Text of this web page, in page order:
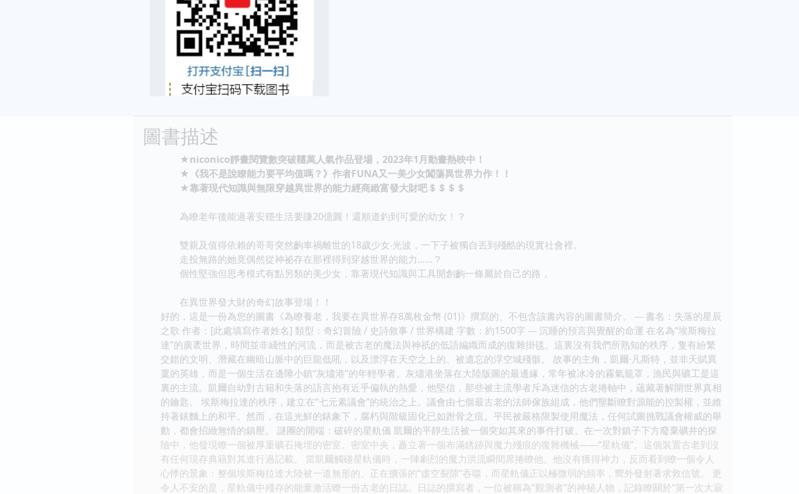
圖書描述
★niconico靜畫閱覽數突破韆萬人氣作品登場，2023年1月動畫熱映中！
★《我不是說瞭能力要平均值嗎？》作者FUNA又一美少女闖蕩異世界力作！！
★靠著現代知識與無限穿越異世界的能力經商緻富發大財吧＄＄＄＄
為瞭老年後能過著安穩生活要賺20億圓！還順道釣到可愛的幼女！？
雙親及值得依賴的哥哥突然齣車禍離世的18歲少女‧光波，一下子被獨自丟到殘酷的現實社會裡。
走投無路的她竟偶然從神祕存在那裡得到穿越世界的能力……？
個性堅強但思考模式有點另類的美少女，靠著現代知識與工具開創齣一條屬於自己的路，
在異世界發大財的奇幻故事登場！！
好的，這是一份為您的圖書《為瞭養老，我要在異世界存8萬枚金幣 (01)》撰寫的、不包含該書內容的圖書簡介。 --- 書名：失落的星辰
之歌 作者：[此處填寫作者姓名] 類型：奇幻冒險 / 史詩敘事 / 世界構建 字數：約1500字 --- 沉睡的預言與覺醒的命運 在名為“埃斯梅拉
達”的廣袤世界，時間並非綫性的河流，而是被古老的魔法與神祇的低語編織而成的復雜掛毯。這裏沒有我們所熟知的秩序，隻有紛繁
交錯的文明、潛藏在幽暗山脈中的巨龍低吼，以及漂浮在天空之上的、被遺忘的浮空城殘骸。 故事的主角，凱爾·凡斯特，並非天賦異
稟的英雄，而是一個生活在邊陲小鎮“灰燼港”的年輕學者。灰燼港坐落在大陸版圖的最邊緣，常年被冰冷的霧氣籠罩，漁民與礦工是這
裏的主流。凱爾自幼對古籍和失落的語言抱有近乎偏執的熱愛，他堅信，那些被主流學者斥為迷信的古老捲軸中，蘊藏著解開世界真相
的鑰匙。 埃斯梅拉達的秩序，建立在“七元素議會”的統治之上。議會由七個最古老的法師傢族組成，他們壟斷瞭對源能的控製權，並維
持著錶麵上的和平。然而，在這光鮮的錶象下，腐朽與階級固化已如跗骨之疽。平民被嚴格限製使用魔法，任何試圖挑戰議會權威的舉
動，都會招緻無情的鎮壓。 謎團的開端：破碎的星軌儀 凱爾的平靜生活被一個突如其來的事件打破。在一次對鎮子下方廢棄礦井的探
險中，他發現瞭一個被厚重礦石掩埋的密室。密室中央，矗立著一個布滿銹跡與魔力殘痕的復雜機械——“星軌儀”。這個裝置古老到沒
有任何現存典籍對其進行過記載。 當凱爾觸碰星軌儀時，一陣劇烈的魔力洪流瞬間席捲瞭他。他沒有獲得神力，反而看到瞭一個令人
心悸的景象：整個埃斯梅拉達大陸被一道無形的、正在擴張的“虛空裂隙”吞噬，而星軌儀正以極微弱的頻率，嚮外發射著求救信號。 更
令人不安的是，星軌儀中殘存的能量激活瞭一份古老的日誌。日誌的撰寫者，一位被稱為“觀測者”的神秘人物，記錄瞭關於“第一次大寂